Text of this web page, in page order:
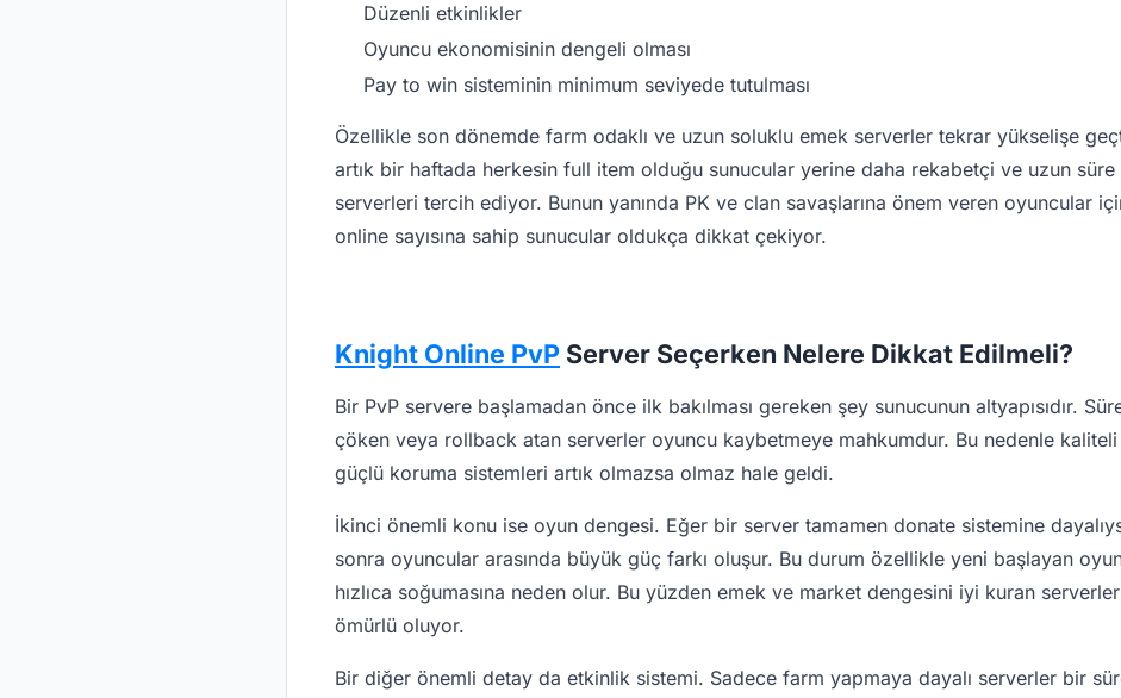
Düzenli etkinlikler
Oyuncu ekonomisinin dengeli olması
Pay to win sisteminin minimum seviyede tutulması
Özellikle son dönemde farm odaklı ve uzun soluklu emek serverler tekrar yükselişe
artık bir haftada herkesin full item olduğu sunucular yerine daha rekabetçi ve uzun
serverleri tercih ediyor. Bunun yanında PK ve clan savaşlarına önem veren oyuncular
online sayısına sahip sunucular oldukça dikkat çekiyor.
Knight Online PvP Server Seçerken Nelere Dikkat Edilmeli?
Bir PvP servere başlamadan önce ilk bakılması gereken şey sunucunun altyapısıdır.
çöken veya rollback atan serverler oyuncu kaybetmeye mahkumdur. Bu nedenle
güçlü koruma sistemleri artık olmazsa olmaz hale geldi.
İkinci önemli konu ise oyun dengesi. Eğer bir server tamamen donate sistemine
sonra oyuncular arasında büyük güç farkı oluşur. Bu durum özellikle yeni başlayan
hızlıca soğumasına neden olur. Bu yüzden emek ve market dengesini iyi kuran
ömürlü oluyor.
Bir diğer önemli detay da etkinlik sistemi. Sadece farm yapmaya dayalı serverler bir süre